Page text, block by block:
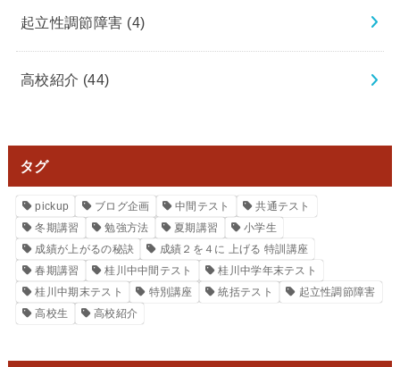
起立性調節障害 (4)
高校紹介 (44)
タグ
pickup ブログ企画 中間テスト
共通テスト
冬期講習
勉強方法 夏期講習
小学生
成績が上がるの秘訣
成績２を４に 上げる 特訓講座
春期講習
桂川中中間テスト
桂川中学年末テスト
桂川中期末テスト
特別講座 統括テスト
起立性調節障害
高校生
高校紹介